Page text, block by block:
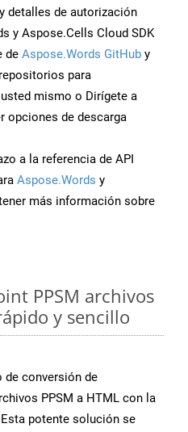
detalles de autorización
y Aspose.Cells Cloud SDK
de Aspose.Words GitHub y
repositorios para
mismo o Dirígete a
opciones de descarga
a la referencia de API
Aspose.Words y
más información sobre
PPSM archivos
y sencillo
de conversión de
PPSM a HTML con la
potente solución se